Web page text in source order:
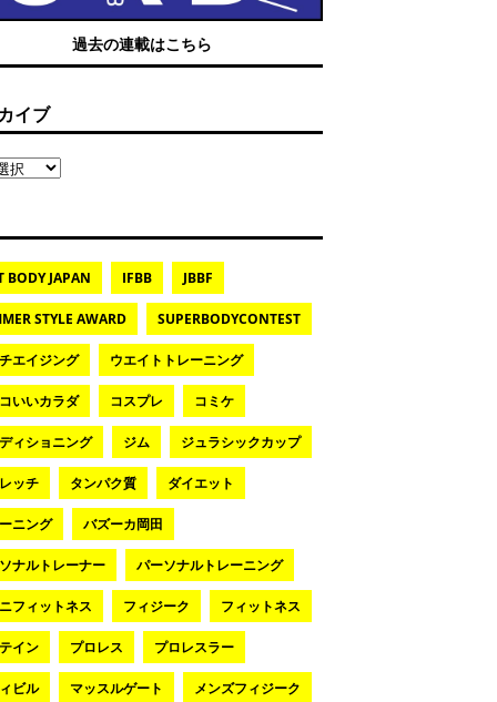
過去の連載はこちら
イブ
BODY JAPAN IFBB JBBF
STYLE AWARD SUPERBODYCONTEST
エイジング ウエイトトレーニング
いいカラダ コスプレ コミケ
ィショニング ジム ジュラシックカップ
ッチ タンパク質 ダイエット
ニング バズーカ岡田
ナルトレーナー パーソナルトレーニング
フィットネス フィジーク フィットネス
イン プロレス プロレスラー
ビル マッスルゲート メンズフィジーク